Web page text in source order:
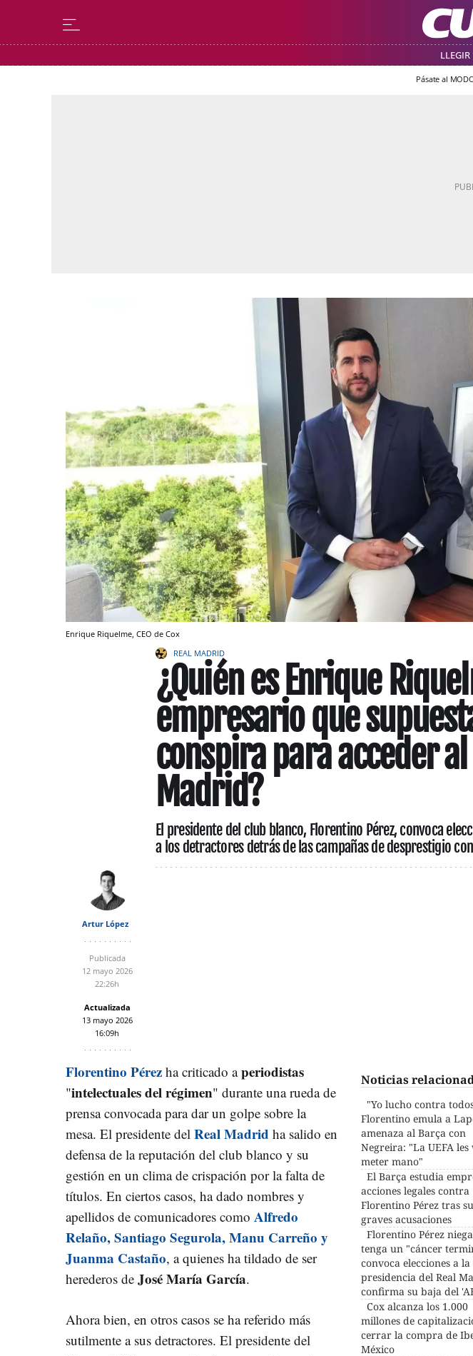
Pásate al
Enrique Riquelme, CEO de Cox
REAL MADRID
¿Quién es Enrique
empresario que
conspira para acceder al
Madrid?
El presidente del club blanco, Florentino Pérez, convoca
a los detractores detrás de las campañas de desprestigio
Artur López
Publicada
12 mayo 2026
22:26h
Actualizada
13 mayo 2026
16:09h
Noticias
"Yo lucho contra
Florentino emula a
amenaza al Barça con
Negreira: "La UEFA les
meter mano"
El Barça estudia
acciones legales contra
Florentino Pérez tras
graves acusaciones
Florentino Pérez
tenga un "cáncer
convoca elecciones a la
presidencia del Real
confirma su baja del
Cox alcanza los 1.000
millones de
cerrar la compra de
México
Florentino Pérez ha criticado aperiodistas
"intelectuales del régimen" durante una rueda de
prensa convocada para dar un golpe sobre la
mesa. El presidente del Real Madrid ha salido en
defensa de la reputación del club blanco y su
gestión en un clima de crispación por la falta de
títulos. En ciertos casos, ha dado nombres y
apellidos de comunicadores como Alfredo
Relaño, Santiago Segurola, Manu Carreño y
Juanma Castaño, a quienes ha tildado de ser
herederos de José María García.
Ahora bien, en otros casos se ha referido más
sutilmente a sus detractores. El presidente del